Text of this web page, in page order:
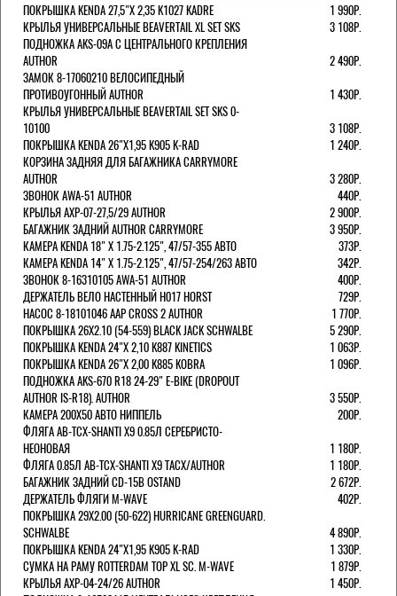
ПОКРЫШКА KENDA 27,5"Х 2,35 K1027 KADRE
1 990Р.
КРЫЛЬЯ УНИВЕРСАЛЬНЫЕ BEAVERTAIL XL SET SKS
3 108Р.
ПОДНОЖКА AKS-09A C ЦЕНТРАЛЬНОГО КРЕПЛЕНИЯ
AUTHOR
2 490Р.
ЗАМОК 8-17060210 ВЕЛОСИПЕДНЫЙ
ПРОТИВОУГОННЫЙ AUTHOR
1 430Р.
КРЫЛЬЯ УНИВЕРСАЛЬНЫЕ BEAVERTAIL SET SKS 0-
10100
3 108Р.
ПОКРЫШКА KENDA 26"Х1,95 K905 K-RAD
1 240Р.
КОРЗИНА ЗАДНЯЯ ДЛЯ БАГАЖНИКА CARRYMORE
AUTHOR
3 280Р.
ЗВОНОК AWA-51 AUTHOR
440Р.
КРЫЛЬЯ AXP-07-27,5/29 AUTHOR
2 900Р.
БАГАЖНИК ЗАДНИЙ AUTHOR CARRYMORE
3 950Р.
КАМЕРА KENDA 18" Х 1.75-2.125", 47/57-355 АВТО
373Р.
КАМЕРА KENDA 14" Х 1.75-2.125", 47/57-254/263 АВТО
342Р.
ЗВОНОК 8-16310105 AWA-51 AUTHOR
400Р.
ДЕРЖАТЕЛЬ ВЕЛО НАСТЕННЫЙ H017 HORST
729Р.
НАСОС 8-18101046 AAP CROSS 2 AUTHOR
1 770Р.
ПОКРЫШКА 26X2.10 (54-559) BLACK JACK SCHWALBE
5 290Р.
ПОКРЫШКА KENDA 24"Х 2,10 K887 KINETICS
1 063Р.
ПОКРЫШКА KENDA 26"Х 2,00 K885 KOBRA
1 096Р.
ПОДНОЖКА AKS-670 R18 24-29" E-BIKE (DROPOUT
AUTHOR IS-R18). AUTHOR
3 550Р.
КАМЕРА 200Х50 АВТО НИППЕЛЬ
200Р.
ФЛЯГА AB-TCX-SHANTI X9 0.85Л СЕРЕБРИСТО-
НЕОНОВАЯ
1 180Р.
ФЛЯГА 0.85Л AB-TCX-SHANTI X9 TACX/AUTHOR
1 180Р.
БАГАЖНИК ЗАДНИЙ CD-15B OSTAND
2 672Р.
ДЕРЖАТЕЛЬ ФЛЯГИ M-WAVE
402Р.
ПОКРЫШКА 29X2.00 (50-622) HURRICANE GREENGUARD.
SCHWALBE
4 890Р.
ПОКРЫШКА KENDA 24"Х1,95 K905 K-RAD
1 330Р.
СУМКА НА РАМУ ROTTERDAM TOP XL SC. M-WAVE
1 879Р.
КРЫЛЬЯ AXP-04-24/26 AUTHOR
1 450Р.